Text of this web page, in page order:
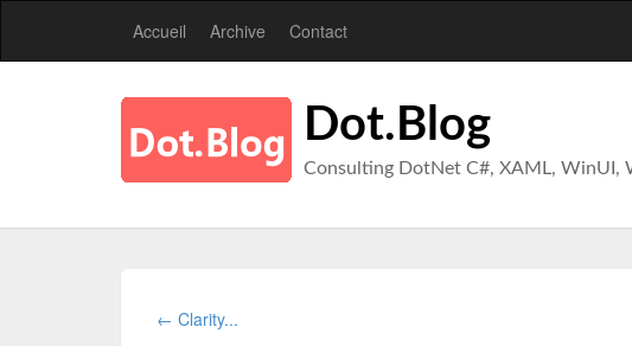
Accueil Archive Contact
Dot.Blog
Consulting DotNet C#, XAML, WinUI,
← Clarity...